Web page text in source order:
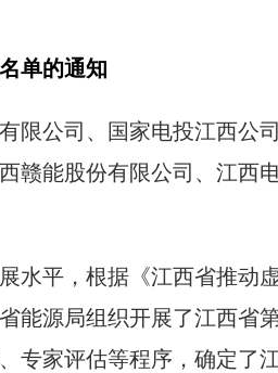
单的通知
限公司、国家电投江西公
赣能股份有限公司、江西
水平，根据《江西省推动
能源局组织开展了江西省
专家评估等程序，确定了